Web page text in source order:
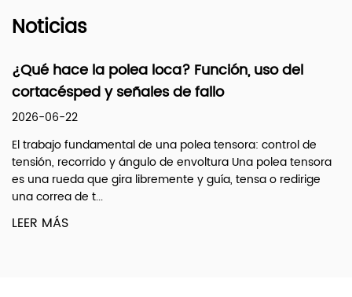
Noticias
Función, uso del
de fallo
polea tensora: control de
envoltura Una polea tensora
y guía, tensa o redirige
Enlaces de arrastre
señales de
¿Qué son? Enlaces de
arrastre de dirección Son
transfieren el movimiento